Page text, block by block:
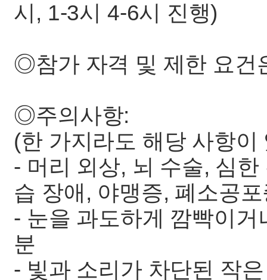
시, 1-3시 4-6시 진행)
◎참가 자격 및 제한 요건
◎주의사항:
(한 가지라도 해당 사항
- 머리 외상, 뇌 수술, 심
습 장애, 야맹증, 폐소공
- 눈을 과도하게 깜빡이
분
- 빛과 소리가 차단된 작